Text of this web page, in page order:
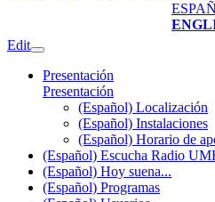
Edit
Presentación
Presentación
(Español) Localización
(Español) Instalaciones
(Español) Horario de
(Español) Escucha Radio
(Español) Hoy suena...
(Español) Programas